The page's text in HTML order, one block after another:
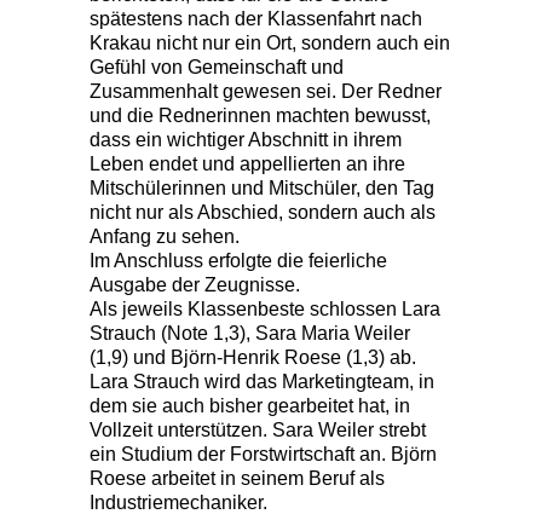
spätestens nach der Klassenfahrt nach
Krakau nicht nur ein Ort, sondern auch ein
Gefühl von Gemeinschaft und
Zusammenhalt gewesen sei. Der Redner
und die Rednerinnen machten bewusst,
dass ein wichtiger Abschnitt in ihrem
Leben endet und appellierten an ihre
Mitschülerinnen und Mitschüler, den Tag
nicht nur als Abschied, sondern auch als
Anfang zu sehen.
Im Anschluss erfolgte die feierliche
Ausgabe der Zeugnisse.
Als jeweils Klassenbeste schlossen Lara
Strauch (Note 1,3), Sara Maria Weiler
(1,9) und Björn-Henrik Roese (1,3) ab.
Lara Strauch wird das Marketingteam, in
dem sie auch bisher gearbeitet hat, in
Vollzeit unterstützen. Sara Weiler strebt
ein Studium der Forstwirtschaft an. Björn
Roese arbeitet in seinem Beruf als
Industriemechaniker.